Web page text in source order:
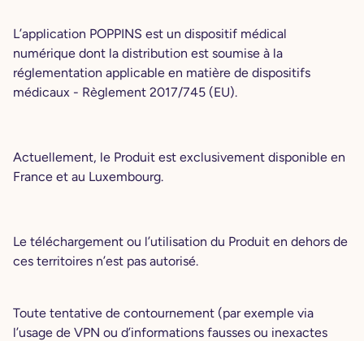
L’application POPPINS est un dispositif médical
numérique dont la distribution est soumise à la
réglementation applicable en matière de dispositifs
médicaux - Règlement 2017/745 (EU).
Actuellement, le Produit est exclusivement disponible en
France et au Luxembourg.
Le téléchargement ou l’utilisation du Produit en dehors de
ces territoires n’est pas autorisé.
Toute tentative de contournement (par exemple via
l’usage de VPN ou d’informations fausses ou inexactes